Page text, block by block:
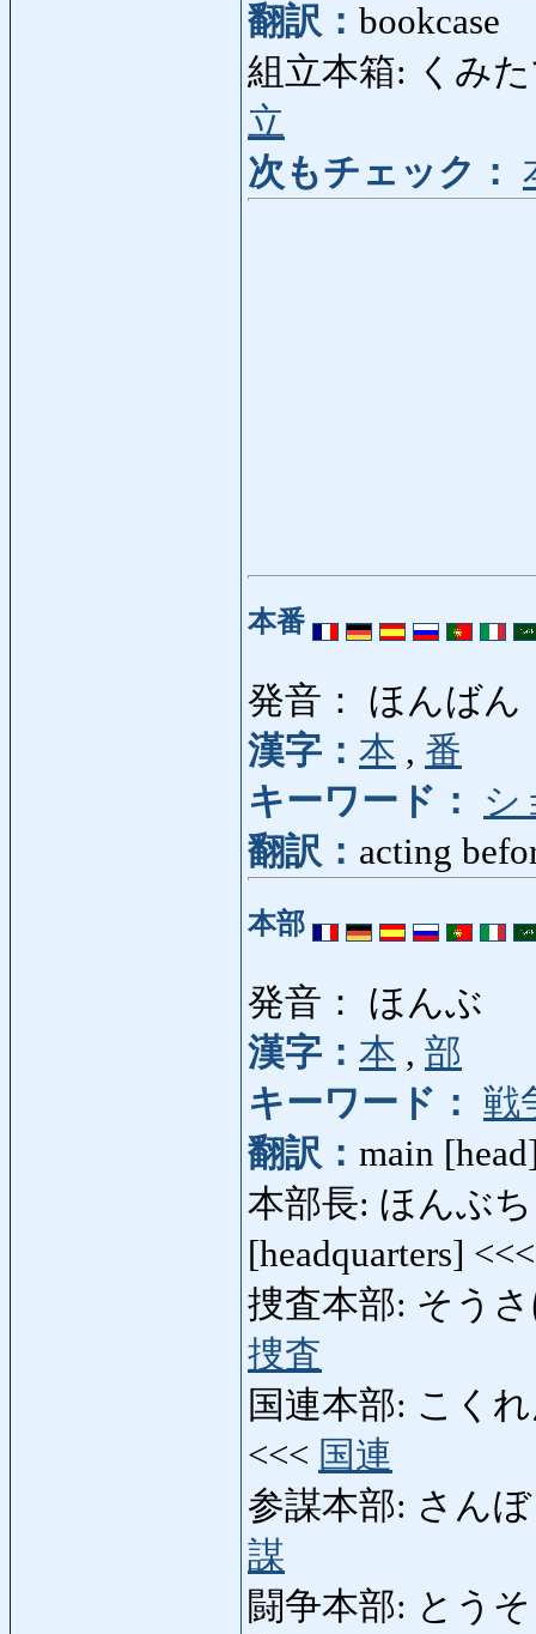
翻訳： bookcase
組立本箱: くみ
立
次もチェック：
本番
発音： ほんばん
漢字： 本 , 番
キーワード：
シ
翻訳： acting
本部
発音： ほんぶ
漢字： 本 , 部
キーワード： 戦
翻訳： main
本部長: ほんぶち
[headquarters]
捜査本部: そうさ
捜査
国連本部: こくれ
<<< 国連
参謀本部: さん
謀
闘争本部: とう